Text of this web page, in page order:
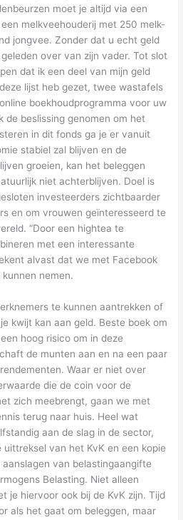
moet je altijd via een
melkveehouderij met 250 melk-
jongvee. Zonder dat u echt geld
over van zijn vader. Tot slot
dat ik een deel van mijn geld
lijst heb gezet, twee wastafels
boekhoudprogramma voor uw
de beslissing genomen om het
in dit fonds ga je er vanuit
stabiel zal blijven en de
groeien, kan het beleggen
niet achterblijven. Doel is
investeerders zichtbaarder
en om vrouwen geïnteresseerd te
“Door een hightea te
met een interessante
alvast dat we met Facebook
nemen.
te kunnen aantrekken of
kwijt kan aan geld. Beste boek om
hoog risico om in deze
de munten aan en na een paar
Waar er niet over
die de coin voor de
zich meebrengt, gaan we met
terug naar huis. Heel wat
aan de slag in de sector,
van het KvK en een kopie
van belastingaangifte
Belasting. Niet alleen
je hiervoor ook bij de KvK zijn. Tijd
als het gaat om beleggen, maar